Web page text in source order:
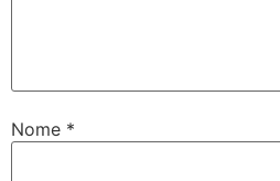
Nome *